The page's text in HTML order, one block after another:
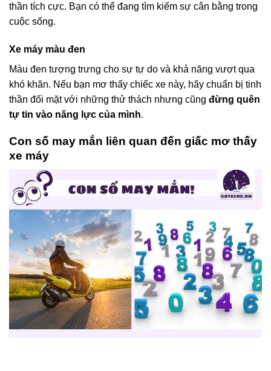
thần tích cực. Bạn có thể đang tìm kiếm sự cân bằng trong
cuộc sống.
Xe máy màu đen
Màu đen tượng trưng cho sự tự do và khả năng vượt qua
khó khăn. Nếu bạn mơ thấy chiếc xe này, hãy chuẩn bị tinh
thần đối mặt với những thử thách nhưng cũng đừng quên
tự tin vào năng lực của mình.
Con số may mắn liên quan đến giấc mơ thấy
xe máy